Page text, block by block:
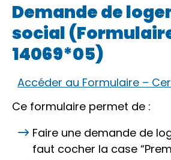
Demande de
social
14069*05)
Accéder au Formulaire –
Ce formulaire permet de :
Faire une demande de
faut cocher la case